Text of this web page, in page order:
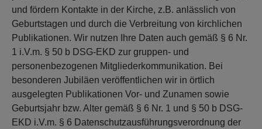
und fördern Kontakte in der Kirche, z.B. anlässlich von
Geburtstagen und durch die Verbreitung von kirchlichen
Publikationen. Wir nutzen Ihre Daten auch gemäß § 6 Nr.
1 i.V.m. § 50 b DSG-EKD zur gruppen- und
personenbezogenen Mitgliederkommunikation. Bei
besonderen Jubiläen veröffentlichen wir in örtlich
ausgelegten Publikationen Vor- und Zunamen sowie
Geburtsjahr bzw. Alter gemäß § 6 Nr. 1 und § 50 b DSG-
EKD i.V.m. § 6 Datenschutzausführungsverordnung der